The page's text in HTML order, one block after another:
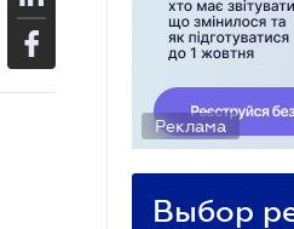
Реклама
Выбор